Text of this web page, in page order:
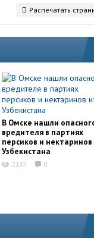
Распечатать
В Омске нашли
вредителя в партиях
персиков и нектаринов
Узбекистана
2130 0